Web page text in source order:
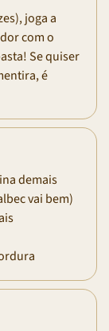
joga a
com o
Se quiser
é
demais
vai bem)